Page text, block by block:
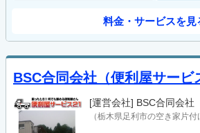
料金・サービスを見
BSC合同会社（便利屋サービ
[運営会社] BSC合同会社
（栃木県足利市の空き家片付